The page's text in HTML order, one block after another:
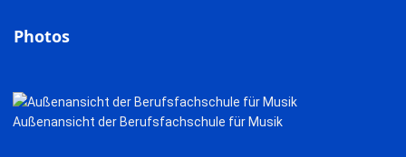
Photos
Außenansicht der Berufsfachschule für Musik